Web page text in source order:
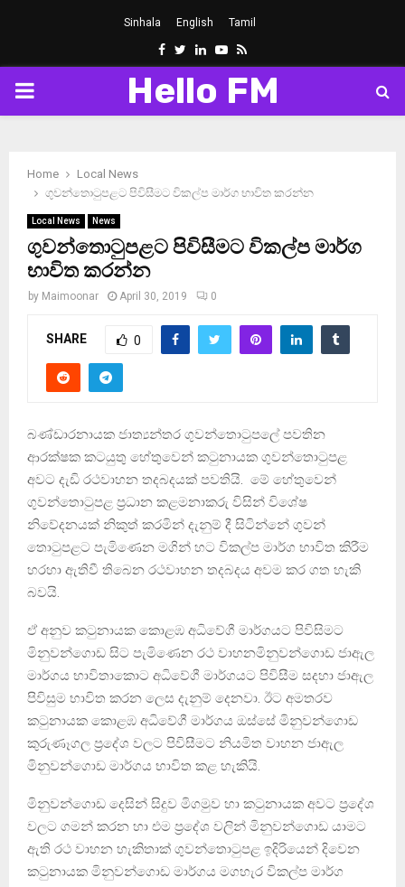
Sinhala English Tamil
Facebook
Twitter
LinkedinYoutube
Rss
PRIMARY
Hello FM
Home
Local News
ගුවන්තොටුපළට පිවිසීමට විකල්ප මාර්ග භාවිත කරන්න
Local News News
ගුවන්තොටුපළට පිවිසීමට විකල්ප මාර්ග
භාවිත කරන්න
by Maimoonar April 30, 2019 0
SHARE 0
බණ්ඩාරනායක ජාත්‍යන්තර ගුවන්තොටුපලේ පවතින
ආරක්ෂක කටයුතු හේතුවෙන් කටුනායක ගුවන්තොටුපළ
අවට දැඩි රථවාහන තදබදයක් පවතියි. මේ හේතුවෙන්
ගුවන්තොටුපළ ප්‍රධාන කළමනාකරු විසින් විශේෂ
නිවේදනයක් නිකුත් කරමින් දැනුම් දී සිටින්නේ ගුවන්
තොටුපළට පැමිණෙන මගින් හට විකල්ප මාර්ග භාවිත කිරීම
හරහා ඇතිවී තිබෙන රථවාහන තදබදය අවම කර ගත හැකි
බවයි.
ඒ අනුව කටුනායක කොළඹ අධිවේගී මාර්ගයට පිවිසිමට
මිනුවන්ගොඩ සිට පැමිණෙන රථ වාහනමිනුවන්ගොඩ ජාඇල
මාර්ගය භාවිතාකොට අධිවේගී මාර්ගයට පිවිසීම සදහා ජාඇල
පිවිසුම භාවිත කරන ලෙස දැනුම් දෙනවා. ඊට අමතරව
කටුනායක කොළඹ අධිවේගී මාර්ගය ඔස්සේ මිනුවන්ගොඩ
කුරුණෑගල ප්‍රදේශ වලට පිවිසීමට නියමිත වාහන ජාඇල
මිනුවන්ගොඩ මාර්ගය භාවිත කළ හැකියි.
මිනුවන්ගොඩ දෙසින් සිදුව මිගමුව හා කටුනායක අවට ප්‍රදේශ
වලට ගමන් කරන හා එම ප්‍රදේශ වලින් මිනුවන්ගොඩ යාමට
ඇති රථ වාහන හැකිතාක් ගුවන්තොටුපළ ඉදිරියෙන් දිවෙන
කටුනායක මිනුවන්ගොඩ මාර්ගය මගහැර විකල්ප මාර්ග